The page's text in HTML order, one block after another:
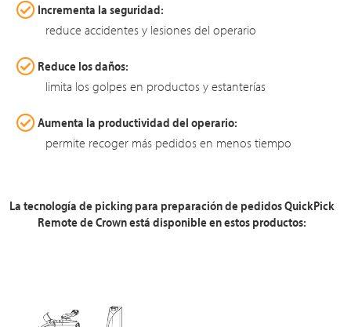
Incrementa la seguridad:
reduce accidentes y lesiones del operario
Reduce los daños:
limita los golpes en productos y estanterías
Aumenta la productividad del operario:
permite recoger más pedidos en menos tiempo
La tecnología de picking para preparación de pedidos QuickPick
Remote de Crown está disponible en estos productos: